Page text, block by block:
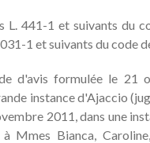
L. 441-1 et suivants du
1 et suivants du code
d'avis formulée le 21
instance d'Ajaccio
2011, dans une
à Mmes Bianca,